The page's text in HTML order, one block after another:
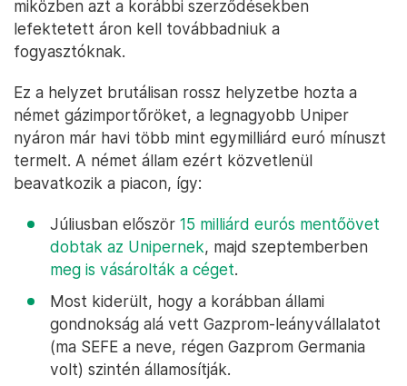
miközben azt a korábbi szerződésekben
lefektetett áron kell továbbadniuk a
fogyasztóknak.
Ez a helyzet brutálisan rossz helyzetbe hozta a
német gázimportőröket, a legnagyobb Uniper
nyáron már havi több mint egymilliárd euró mínuszt
termelt. A német állam ezért közvetlenül
beavatkozik a piacon, így:
Júliusban először 15 milliárd eurós mentőövet
dobtak az Unipernek, majd szeptemberben
meg is vásárolták a céget.
Most kiderült, hogy a korábban állami
gondnokság alá vett Gazprom-leányvállalatot
(ma SEFE a neve, régen Gazprom Germania
volt) szintén államosítják.